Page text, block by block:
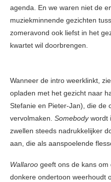
agenda. En we waren niet de
muziekminnende gezichten
zomeravond ook liefst in het
kwartet wil doorbrengen.
Wanneer de intro weerklinkt,
opladen met het gezicht naar
Stefanie en Pieter-Jan), die de
vervolmaken. Somebodywordt
zwellen steeds nadrukkelijker
aan, die als aanspoelende
Wallaroo geeft ons de kans
donkere ondertoon weerhoudt